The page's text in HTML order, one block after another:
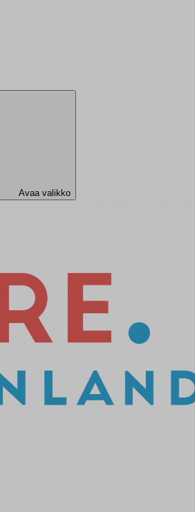
Avaa valikko